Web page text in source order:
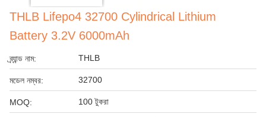
THLB Lifepo4 32700 Cylindrical Lithium
Battery 3.2V 6000mAh
ব্র্যান্ড নাম: THLB
মডেল নম্বর: 32700
MOQ: 100 টুকরা